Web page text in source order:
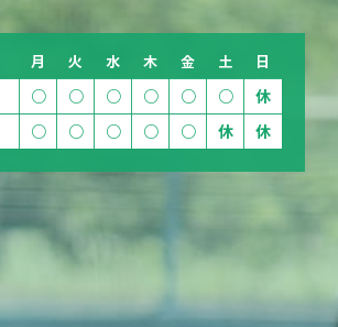
月 火 水 木 金 土 日
○ ○ ○ ○ ○ ○ 休
○ ○ ○ ○ ○ 休 休